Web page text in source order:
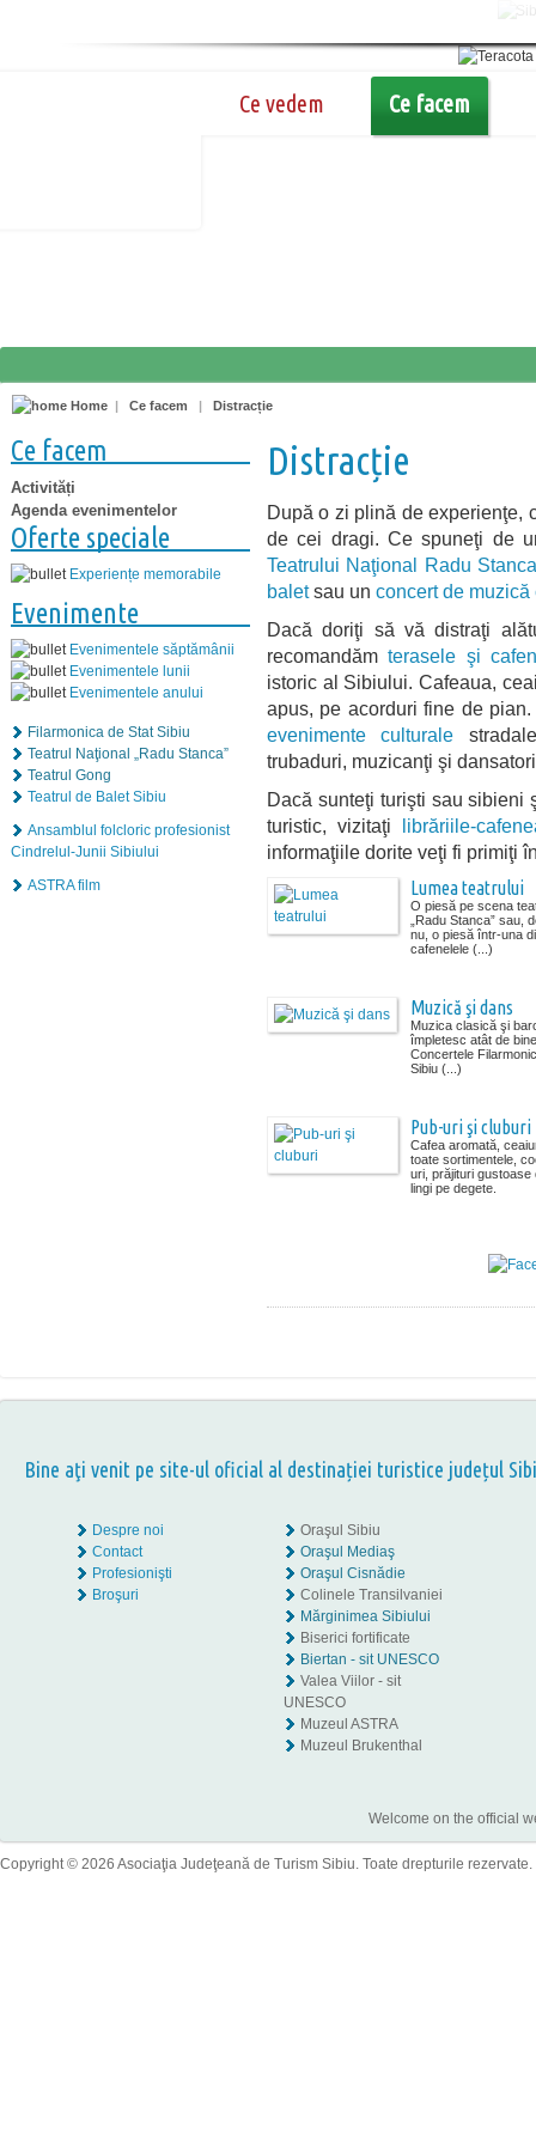
Ce vedem Ce facem
Home | Ce facem | Distracție
Ce facem
Activități
Agenda evenimentelor
Oferte speciale
Experiențe memorabile
Evenimente
Evenimentele săptămânii
Evenimentele lunii
Evenimentele anului
Filarmonica de Stat Sibiu
Teatrul Naţional „Radu Stanca”
Teatrul Gong
Teatrul de Balet Sibiu
Ansamblul folcloric profesionist
Cindrelul-Junii Sibiului
ASTRA film
Distracție
După o zi plină de experienţe,
de cei dragi. Ce spuneţi de
Teatrului Naţional Radu
baletsau un concert de muzică
Dacă doriţi să vă distraţi
recomandămterasele şi
istoric al Sibiului. Cafeaua,
apus, pe acorduri fine de
evenimente culturale
trubaduri, muzicanţi şi
Dacă sunteţi turişti sau sibieni
turistic, vizitaţi librăriile-
informaţiile dorite veţi fi primiţi
Lumea teatrului
O piesă pe scena
„Radu Stanca” sau,
nu, o piesă într-una
cafenelele (...)
Muzică şi dans
Muzica clasică şi
împletesc atât de
Concertele
Sibiu (...)
Pub-uri şi cluburi
Cafea aromată,
toate sortimentele,
uri, prăjituri gustoase
lingi pe degete.
Bine aţi venit pe site-ul oficial al destinației turistice județul
Despre noi
Contact
Profesionişti
Broşuri
Oraşul Sibiu
Oraşul Mediaş
Oraşul Cisnădie
Colinele Transilvaniei
Mărginimea Sibiului
Biserici fortificate
Biertan - sit UNESCO
Valea Viilor - sit
UNESCO
Muzeul ASTRA
Muzeul Brukenthal
Welcome on the official
Copyright © 2026 Asociaţia Judeţeană de Turism Sibiu. Toate drepturile rezervate.